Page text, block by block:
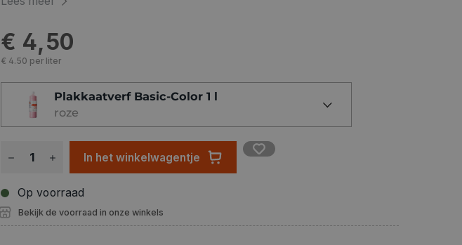
€ 4,50
€ 4.50 per liter
Plakkaatverf Basic-Color 1 l
roze
In het winkelwagentje
Op voorraad
Bekijk de voorraad in onze winkels